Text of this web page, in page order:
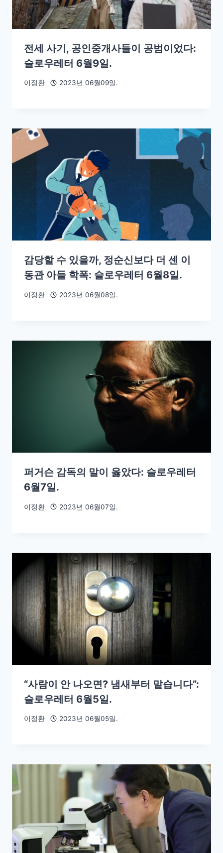
전세 사기, 공인중개사들이 공범이었다:
슬로우레터 6월9일.
이정환 2023년 06월09일.
감당할 수 있을까, 정순신보다 더 센 이
동관 아들 학폭: 슬로우레터 6월8일.
이정환 2023년 06월08일.
퍼거슨 감독의 말이 옳았다: 슬로우레터
6월7일.
이정환 2023년 06월07일.
“사람이 안 나오면? 냄새부터 맡습니다”:
슬로우레터 6월5일.
이정환 2023년 06월05일.